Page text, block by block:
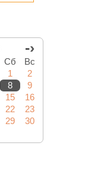
-›
Сб
Вс
1
2
8
9
15
16
22
23
29
30